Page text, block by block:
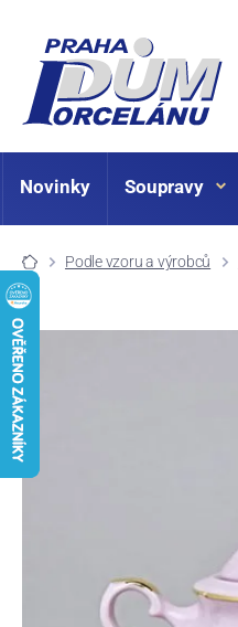
Novinky Soupravy
Podle vzoru a výrobců